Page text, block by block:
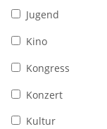
Jugend
Kino
Kongress
Konzert
Kultur